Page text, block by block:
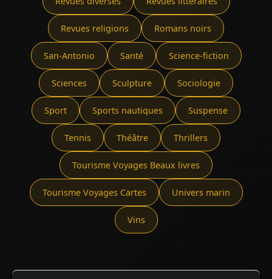
Revues religions Romans noirs
San-Antonio Santé Science-fiction
Sciences Sculpture Sociologie
Sport Sports nautiques Suspense
Tennis Théâtre Thrillers
Tourisme Voyages Beaux livres
Tourisme Voyages Cartes Univers marin
Vins